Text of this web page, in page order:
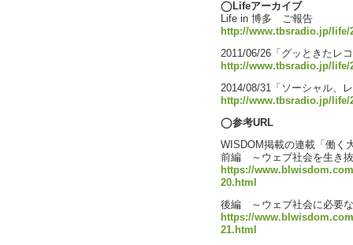
◯Lifeアーカイブ
Life in 博多 ご報告
http://www.tbsradio.jp/life/
2011/06/26「グッときたレ
http://www.tbsradio.jp/life/
2014/08/31「ソーシャル、
http://www.tbsradio.jp/life/
◯参考URL
WISDOM掲載の連載「働く
前編 ～ウェブ社会を生き
https://
20.html
後編 ～ウェブ社会に必要
https://
21.html